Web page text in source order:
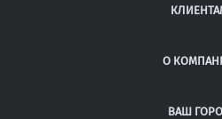
ДИПЛОМНЫЕ
ВОПРОСЫ И
ПОЛИТИКА
О
ВАШ